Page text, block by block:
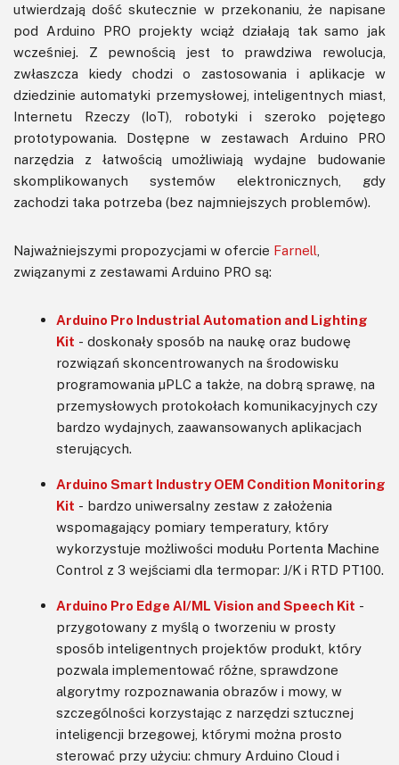
utwierdzają dość skutecznie w przekonaniu, że napisane
pod Arduino PRO projekty wciąż działają tak samo jak
wcześniej. Z pewnością jest to prawdziwa rewolucja,
zwłaszcza kiedy chodzi o zastosowania i aplikacje w
dziedzinie automatyki przemysłowej, inteligentnych miast,
Internetu Rzeczy (IoT), robotyki i szeroko pojętego
prototypowania. Dostępne w zestawach Arduino PRO
narzędzia z łatwością umożliwiają wydajne budowanie
skomplikowanych systemów elektronicznych, gdy
zachodzi taka potrzeba (bez najmniejszych problemów).
Najważniejszymi propozycjami w ofercie Farnell
związanymi z zestawami Arduino PRO są:
Arduino Pro Industrial Automation and Lighting
Kit - doskonały sposób na naukę oraz budowę
rozwiązań skoncentrowanych na środowisku
programowania μPLC a także, na dobrą sprawę, na
przemysłowych protokołach komunikacyjnych czy
bardzo wydajnych, zaawansowanych aplikacjach
sterujących.
Arduino Smart Industry OEM Condition Monitoring
Kit - bardzo uniwersalny zestaw z założenia
wspomagający pomiary temperatury, który
wykorzystuje możliwości modułu Portenta Machine
Control z 3 wejściami dla termopar: J/K i RTD PT100.
Arduino Pro Edge AI/ML Vision and Speech Kit -
przygotowany z myślą o tworzeniu w prosty
sposób inteligentnych projektów produkt, który
pozwala implementować różne, sprawdzone
algorytmy rozpoznawania obrazów i mowy, w
szczególności korzystając z narzędzi sztucznej
inteligencji brzegowej, którymi można prosto
sterować przy użyciu: chmury Arduino Cloud i